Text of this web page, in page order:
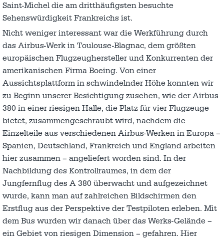
Saint-Michel die am dritthäufigsten besuchte
Sehenswürdigkeit Frankreichs ist.
Nicht weniger interessant war die Werkführung durch
das Airbus-Werk in Toulouse-Blagnac, dem größten
europäischen Flugzeughersteller und Konkurrenten der
amerikanischen Firma Boeing. Von einer
Aussichtsplattform in schwindelnder Höhe konnten wir
zu Beginn unserer Besichtigung zusehen, wie der Airbus
380 in einer riesigen Halle, die Platz für vier Flugzeuge
bietet, zusammengeschraubt wird, nachdem die
Einzelteile aus verschiedenen Airbus-Werken in Europa –
Spanien, Deutschland, Frankreich und England arbeiten
hier zusammen – angeliefert worden sind. In der
Nachbildung des Kontrollraumes, in dem der
Jungfernflug des A 380 überwacht und aufgezeichnet
wurde, kann man auf zahlreichen Bildschirmen den
Erstflug aus der Perspektive der Testpiloten erleben. Mit
dem Bus wurden wir danach über das Werks-Gelände –
ein Gebiet von riesigen Dimension – gefahren. Hier